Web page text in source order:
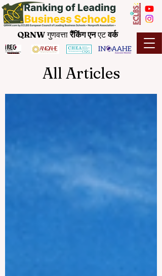
QRNWगुणवत्तारैंकिंग एनएटवर्क
All Articles